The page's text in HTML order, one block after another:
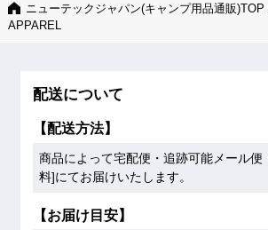
ニューテックジャパン(キャンプ用品通販)TOP
APPAREL
配送について
【配送方法】
商品によって宅配便・追跡可能メール便
料]にてお届けいたします。
【お届け目安】